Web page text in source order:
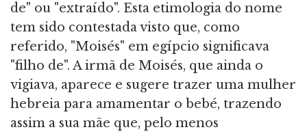
de" ou "extraído". Esta etimologia do nome
tem sido contestada visto que, como
referido, "Moisés" em egípcio significava
"filho de". A irmã de Moisés, que ainda o
vigiava, aparece e sugere trazer uma mulher
hebreia para amamentar o bebé, trazendo
assim a sua mãe que, pelo menos